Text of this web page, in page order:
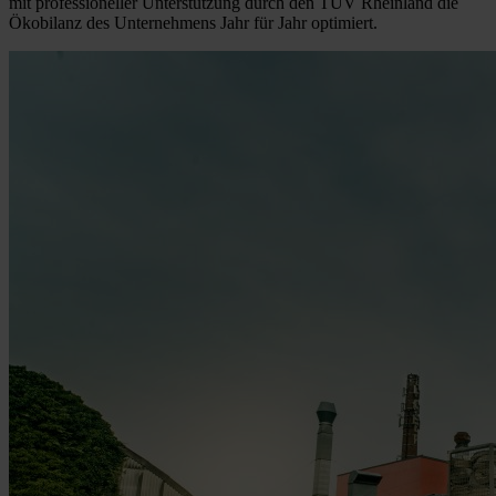
Ökobilanz des Unternehmens Jahr für Jahr optimiert.